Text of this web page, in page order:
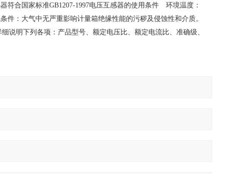
符合国家标准GB1207-1997电压互感器的使用条件 环境温度：
：大气中无严重影响计量箱绝缘性能的污秽及侵蚀性和介质。
说明下列各项：产品型号、额定电压比、额定电流比、准确级、